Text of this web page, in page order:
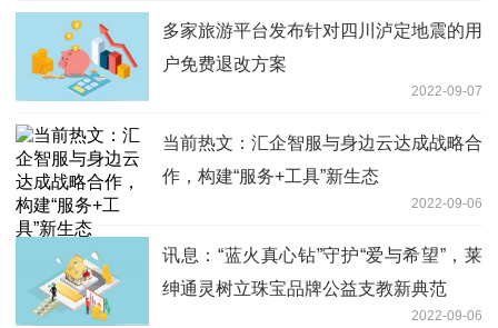
多家旅游平台发布针对四川泸定地震的用
户免费退改方案
2022-09-07
当前热文：汇企智服与身边云达成战略合
作，构建“服务+工具”新生态
2022-09-06
讯息：“蓝火真心钻”守护“爱与希望”，莱
绅通灵树立珠宝品牌公益支教新典范
2022-09-06